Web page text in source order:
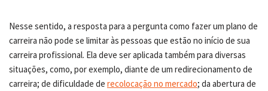
Nesse sentido, a resposta para a pergunta como fazer um plano de
carreira não pode se limitar às pessoas que estão no início de sua
carreira profissional. Ela deve ser aplicada também para diversas
situações, como, por exemplo, diante de um redirecionamento de
carreira; de dificuldade de recolocação no mercado; da abertura de